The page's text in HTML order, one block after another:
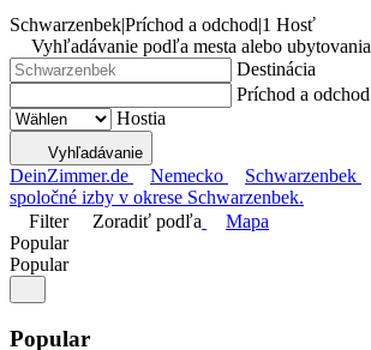
Schwarzenbek|Príchod a odchod|1 Hosť
Vyhľadávanie podľa mesta alebo ubytovania
Destinácia
Príchod a odchod
Hostia
Vyhľadávanie
DeinZimmer.de Nemecko Schwarzenbek
spoločné izby v okrese Schwarzenbek.
Filter
Zoradiť podľa
Mapa
Popular
Popular
Popular